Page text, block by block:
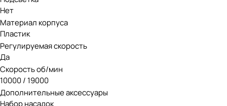
Нет
Материал корпуса
Пластик
Регулируемая скорость
Да
Скорость об/мин
10000 / 19000
Дополнительные аксессуары
Набор насадок